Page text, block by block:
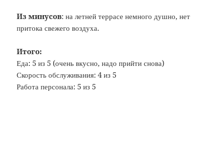
Из минусов: на летней террасе немного душно, нет
притока свежего воздуха.
Итого:
Еда: 5 из 5 (очень вкусно, надо прийти снова)
Скорость обслуживания: 4 из 5
Работа персонала: 5 из 5